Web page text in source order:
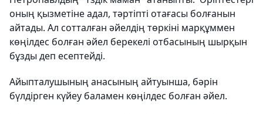
оның қызметіне адал, тәртіпті отағасы болғанын
айтады. Ал сотталған әйелдің төркіні марқұммен
көңілдес болған әйел берекелі отбасының шырқын
бұзды деп есептейді.
Айыпталушының анасының айтуынша, бәрін
бүлдірген күйеу баламен көңілдес болған әйел.